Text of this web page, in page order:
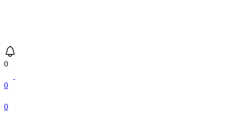
0
0
0